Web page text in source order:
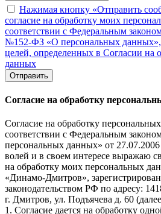
Нажимая кнопку «Отправить
согласие на обработку моих
соответствии с Федеральным
№152-ФЗ «О персональных данных»,
целей, определенных в Согласии на
данных
Отправить
Согласие на обработку
Согласие на обработку
соответствии с Федеральным
персональных данных» от 27.07.2006
волей и в своем интересе выражаю
на обработку моих персональных
«Динамо-Дмитров»,
законодательством РФ по адресу:
г. Дмитров, ул. Подъячева д. 60
1. Согласие дается на обработку